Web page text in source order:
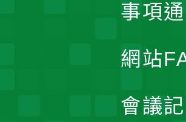
事項
網站
會議